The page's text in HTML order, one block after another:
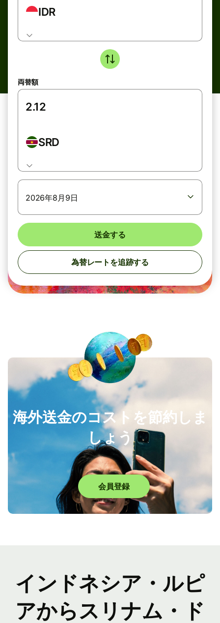
IDR
両替額
SRD
2026年8月9日
送金する
為替レートを追跡する
海外送金のコストを節約しま
しょう
会員登録
インドネシア・ルピ
アからスリナム・ド